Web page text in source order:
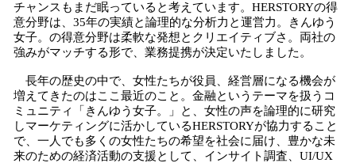
チャンスもまだ眠っていると考えています。HERSTORYの得
意分野は、35年の実績と論理的な分析力と運営力。きんゆう
女子。の得意分野は柔軟な発想とクリエイティブさ。両社の
強みがマッチする形で、業務提携が決定いたしました。
長年の歴史の中で、女性たちが役員、経営層になる機会が
増えてきたのはここ最近のこと。金融というテーマを扱うコ
ミュニティ「きんゆう女子。」と、女性の声を論理的に研究
しマーケティングに活かしているHERSTORYが協力すること
で、一人でも多くの女性たちの希望を社会に届け、豊かな未
来のための経済活動の支援として、インサイト調査、UI/UX